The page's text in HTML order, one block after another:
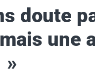
doute
une
»